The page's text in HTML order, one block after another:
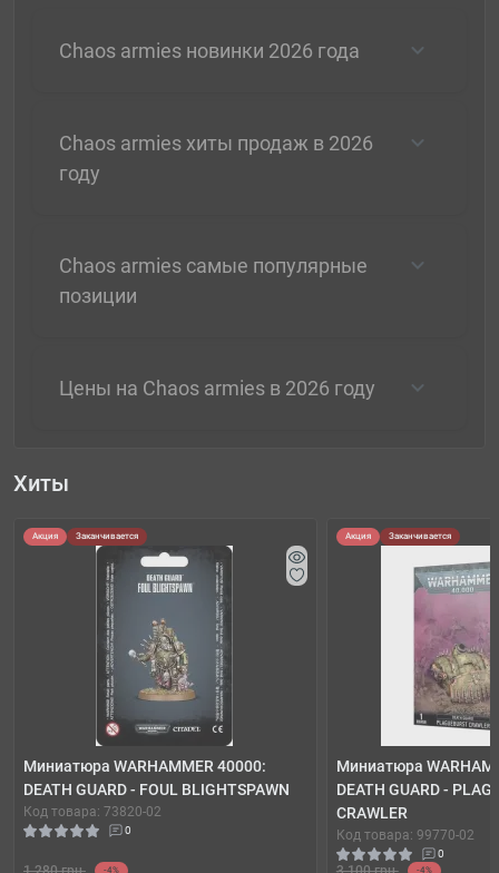
Chaos armies новинки 2026 года
Chaos armies хиты продаж в 2026
году
Chaos armies самые популярные
позиции
Цены на Chaos armies в 2026 году
Хиты
Акция Заканчивается
Миниатюра WARHAMMER 40000:
DEATH GUARD - FOUL BLIGHTSPAWN
Код товара: 73820-02
0
-4%
Акция Заканчивается
Миниатюра
DEATH GUARD -
CRAWLER
Код товара: 99770-02
0
-4%